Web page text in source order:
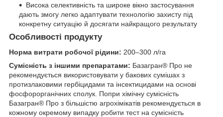
Висока селективність та широке вікно застосування
дають змогу легко адаптувати технологію захисту під
конкретну ситуацію й досягати найкращого результату
Особливості продукту
Норма витрати робочої рідини: 200–300 л/га
Сумісність з іншими препаратами: Базагран® Про не
рекомендується використовувати у бакових сумішах з
протизлаковими гербіцидами та інсектицидами на основі
фосфорорганічних сполук. Попри хімічну сумісність
Базагран® Про з більшістю агрохімікатів рекомендується в
кожному окремому випадку робити тест на сумісність